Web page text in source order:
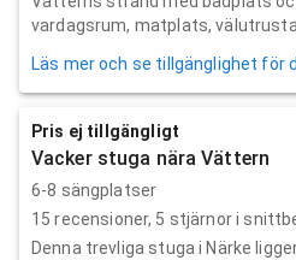
vardagsrum, matplats,
Läs mer och se tillgänglighet för
Pris ej tillgängligt
Vacker stuga nära Vättern
6-8 sängplatser
15 recensioner, 5 stjärnor i
Denna trevliga stuga i Närke